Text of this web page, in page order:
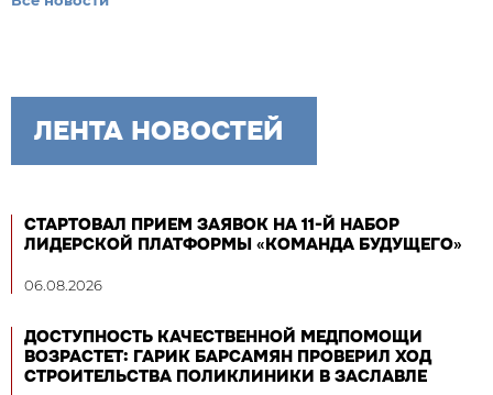
ЛЕНТА НОВОСТЕЙ
СТАРТОВАЛ ПРИЕМ ЗАЯВОК НА 11-Й НАБОР
ЛИДЕРСКОЙ ПЛАТФОРМЫ «КОМАНДА БУДУЩЕГО»
06.08.2026
ДОСТУПНОСТЬ КАЧЕСТВЕННОЙ МЕДПОМОЩИ
ВОЗРАСТЕТ: ГАРИК БАРСАМЯН ПРОВЕРИЛ ХОД
СТРОИТЕЛЬСТВА ПОЛИКЛИНИКИ В ЗАСЛАВЛЕ